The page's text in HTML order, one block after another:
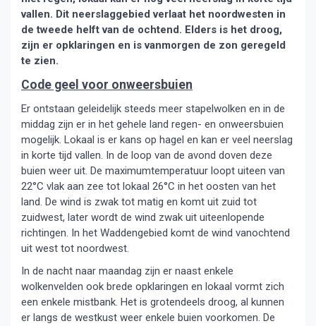
vallen. Dit neerslaggebied verlaat het noordwesten in
de tweede helft van de ochtend. Elders is het droog,
zijn er opklaringen en is vanmorgen de zon geregeld
te zien.
Code geel voor onweersbuien
Er ontstaan geleidelijk steeds meer stapelwolken en in de
middag zijn er in het gehele land regen- en onweersbuien
mogelijk. Lokaal is er kans op hagel en kan er veel neerslag
in korte tijd vallen. In de loop van de avond doven deze
buien weer uit. De maximumtemperatuur loopt uiteen van
22°C vlak aan zee tot lokaal 26°C in het oosten van het
land. De wind is zwak tot matig en komt uit zuid tot
zuidwest, later wordt de wind zwak uit uiteenlopende
richtingen. In het Waddengebied komt de wind vanochtend
uit west tot noordwest.
In de nacht naar maandag zijn er naast enkele
wolkenvelden ook brede opklaringen en lokaal vormt zich
een enkele mistbank. Het is grotendeels droog, al kunnen
er langs de westkust weer enkele buien voorkomen. De